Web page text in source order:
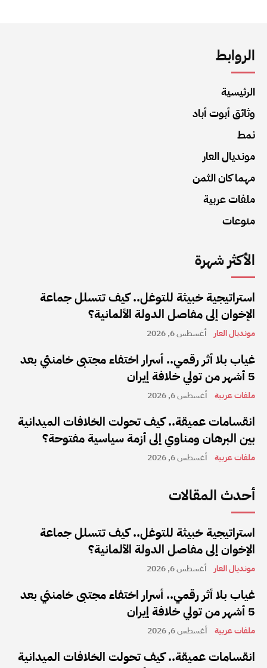
الروابط
الرئيسية
وثائق أبوت أباد
نمط
مونديال العار
مهما كان الثمن
ملفات عربية
منوعات
الأكثر شهرة
استراتيجية خبيثة للتوغل.. كيف تتسلل جماعة
الإخوان إلى مفاصل الدولة الألمانية؟
مونديال العار أغسطس 6, 2026
غياب بلا أثر رقمي.. أسرار اختفاء مجتبى خامنئي بعد
5 أشهر من تولي خلافة إيران
ملفات عربية أغسطس 6, 2026
انقسامات عميقة.. كيف تحولت الخلافات الميدانية
بين البرهان ومناوي إلى أزمة سياسية مفتوحة؟
ملفات عربية أغسطس 6, 2026
أحدث المقالات
استراتيجية خبيثة للتوغل.. كيف تتسلل جماعة
الإخوان إلى مفاصل الدولة الألمانية؟
مونديال العار أغسطس 6, 2026
غياب بلا أثر رقمي.. أسرار اختفاء مجتبى خامنئي بعد
5 أشهر من تولي خلافة إيران
ملفات عربية أغسطس 6, 2026
انقسامات عميقة.. كيف تحولت الخلافات الميدانية